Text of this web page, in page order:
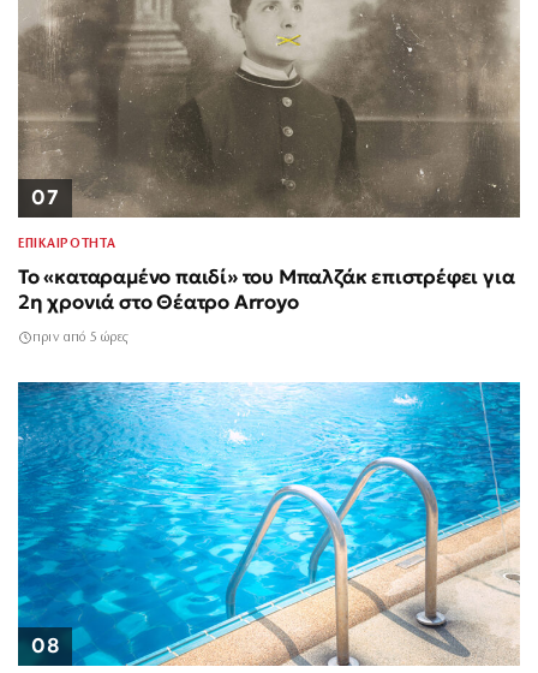
07
ΕΠΙΚΑΙΡΟΤΗΤΑ
Το «καταραμένο παιδί» του Μπαλζάκ επιστρέφει για
2η χρονιά στο Θέατρο Arroyo
πριν από 5 ώρες
08